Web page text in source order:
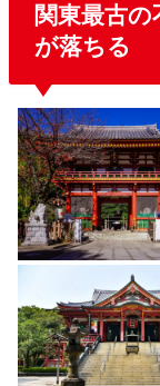
関東最古
が落ちる